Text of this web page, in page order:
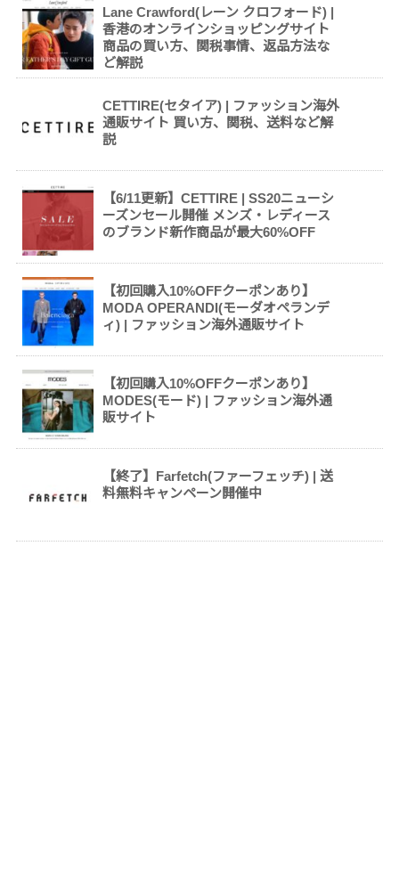
Lane Crawford(レーン クロフォード) |
香港のオンラインショッピングサイト
商品の買い方、関税事情、返品方法な
ど解説
CETTIRE(セタイア) | ファッション海外
通販サイト 買い方、関税、送料など解
説
【6/11更新】CETTIRE | SS20ニューシ
ーズンセール開催 メンズ・レディース
のブランド新作商品が最大60%OFF
【初回購入10%OFFクーポンあり】
MODA OPERANDI(モーダオペランデ
ィ) | ファッション海外通販サイト
【初回購入10%OFFクーポンあり】
MODES(モード) | ファッション海外通
販サイト
【終了】Farfetch(ファーフェッチ) | 送
料無料キャンペーン開催中